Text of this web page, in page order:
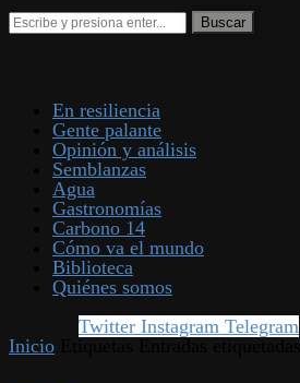
En resiliencia
Gente palante
Opinión y análisis
Semblanzas
Agua
Gastronomías
Carbono 14
Cómo va el mundo
Biblioteca
Quiénes somos
Twitter Instagram Telegram
Inicio